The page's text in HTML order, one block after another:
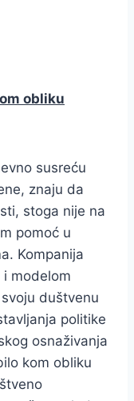
obliku
susreću
znaju da
stoga nije na
pomoć u
Kompanija
modelom
duštvenu
politike
osnaživanja
kom obliku